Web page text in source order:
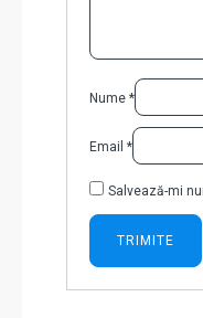
Nume *
Email *
Salvează-mi